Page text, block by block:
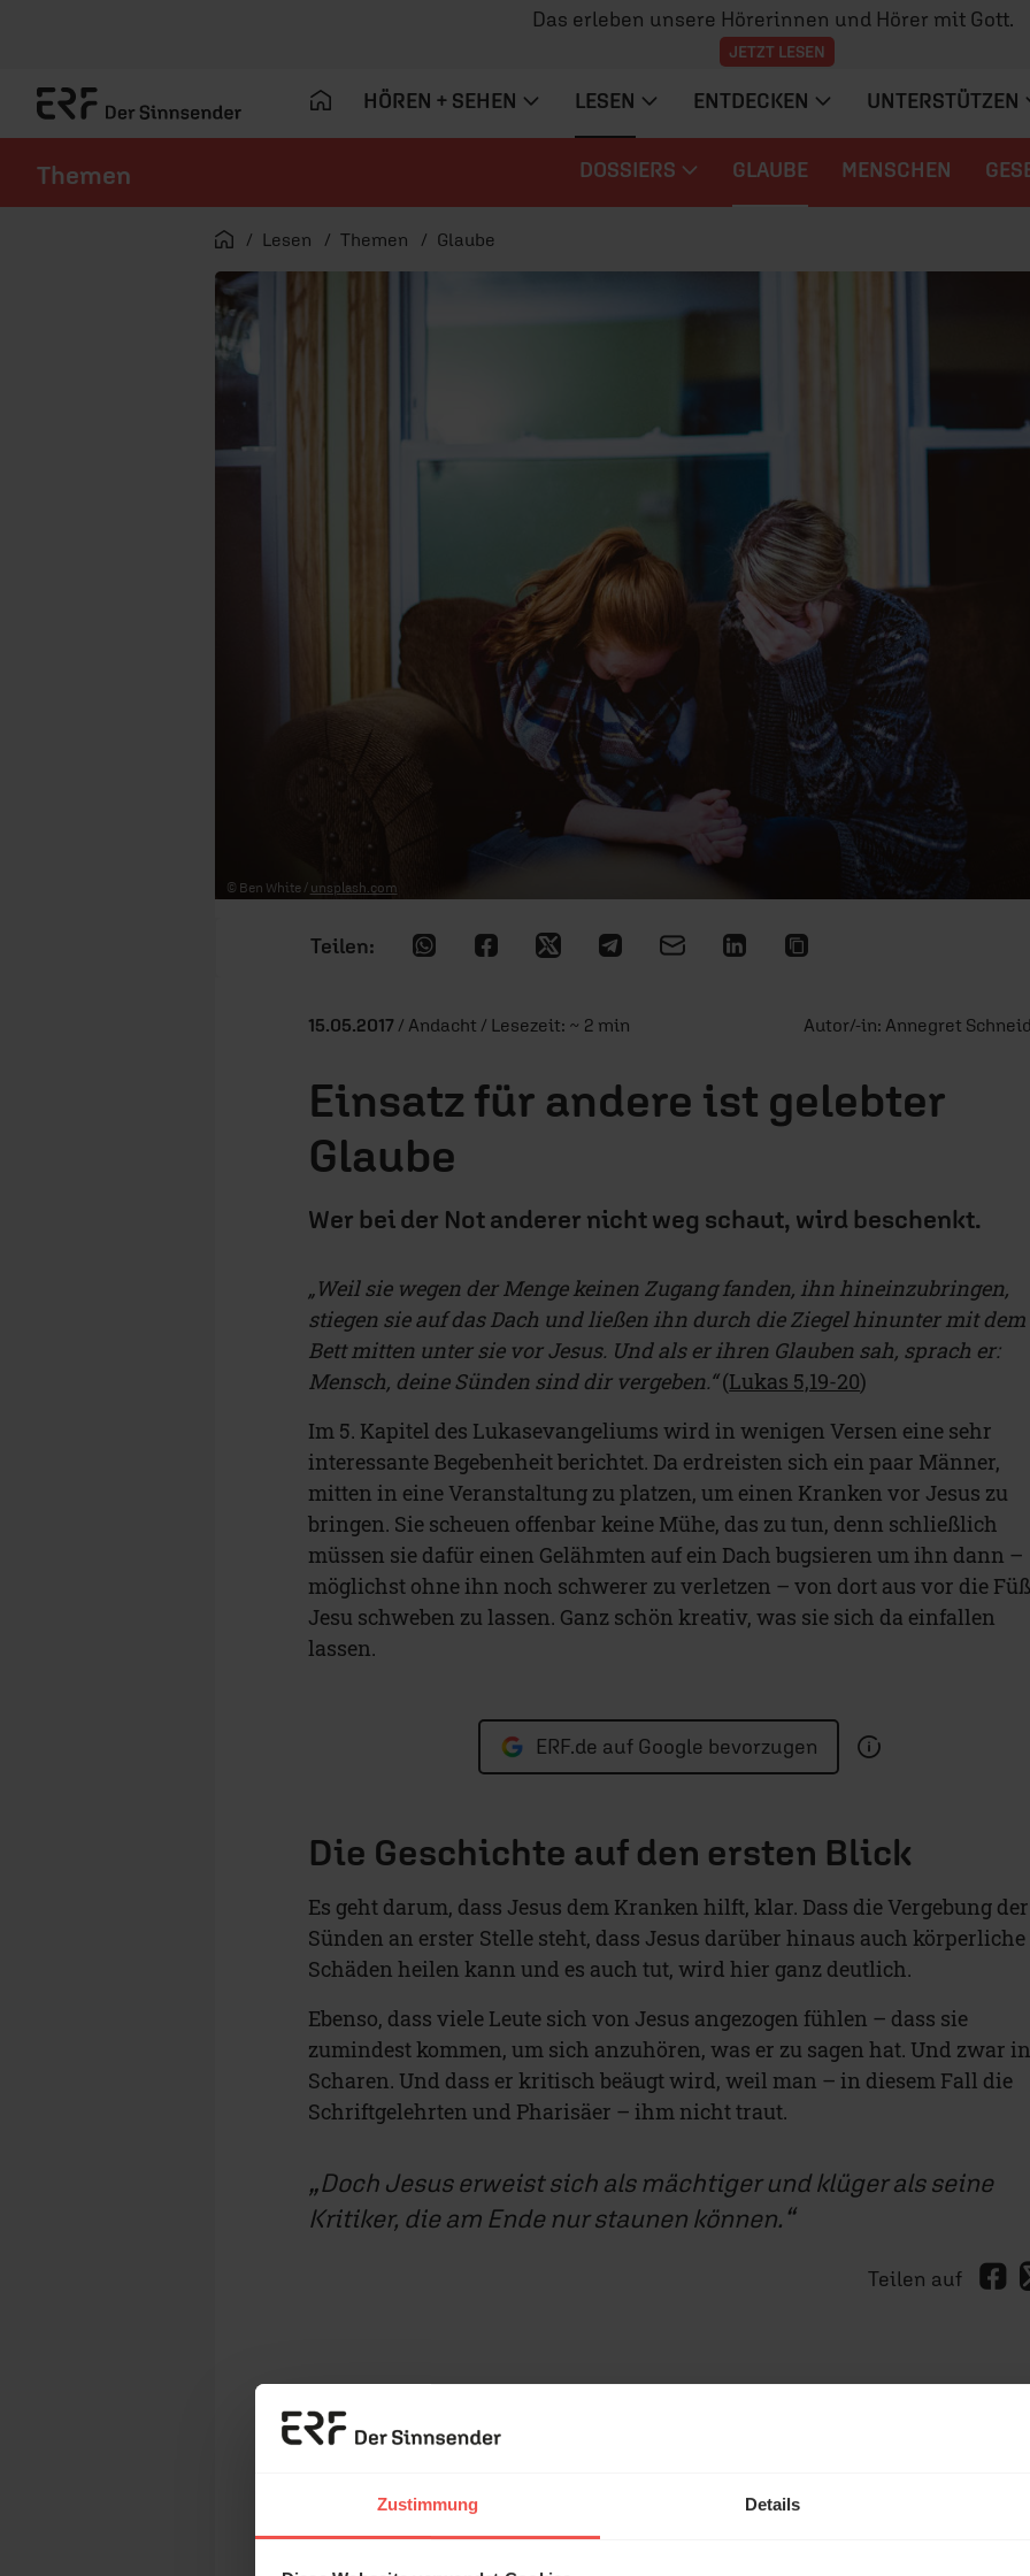
Zustimmung Details
Das erleben unsere Hörerinnen und Hörer mit Gott.
JETZT LESEN
HÖREN + SEHEN LESEN ENTDECKEN UNTERSTÜTZEN
Themen DOSSIERS GLAUBE MENSCHEN
Startseite
Lesen Themen Glaube
© Ben White / unsplash.com
15.05.2017 / Andacht / Lesezeit: ~ 2 min Autor/-in: Annegret
Einsatz für andere ist gelebter
Glaube
Wer bei der Not anderer nicht weg schaut, wird beschenkt.
„Weil sie wegen der Menge keinen Zugang fanden, ihn hineinzubringen,
stiegen sie auf das Dach und ließen ihn durch die Ziegel hinunter mit dem
Bett mitten unter sie vor Jesus. Und als er ihren Glauben sah, sprach er:
Mensch, deine Sünden sind dir vergeben.“(Lukas 5,19-20)
Im 5. Kapitel des Lukasevangeliums wird in wenigen Versen eine sehr
interessante Begebenheit berichtet. Da erdreisten sich ein paar Männer,
mitten in eine Veranstaltung zu platzen, um einen Kranken vor Jesus zu
bringen. Sie scheuen offenbar keine Mühe, das zu tun, denn schließlich
müssen sie dafür einen Gelähmten auf ein Dach bugsieren um ihn dann –
möglichst ohne ihn noch schwerer zu verletzen – von dort aus vor die
Jesu schweben zu lassen. Ganz schön kreativ, was sie sich da einfallen
lassen.
ERF.de auf Google bevorzugen
Die Geschichte auf den ersten Blick
Es geht darum, dass Jesus dem Kranken hilft, klar. Dass die Vergebung der
Sünden an erster Stelle steht, dass Jesus darüber hinaus auch körperliche
Schäden heilen kann und es auch tut, wird hier ganz deutlich.
Ebenso, dass viele Leute sich von Jesus angezogen fühlen – dass sie
zumindest kommen, um sich anzuhören, was er zu sagen hat. Und zwar
Scharen. Und dass er kritisch beäugt wird, weil man – in diesem Fall die
Schriftgelehrten und Pharisäer – ihm nicht traut.
Doch Jesus erweist sich als mächtiger und klüger als seine
Kritiker, die am Ende nur staunen können.
Teilen auf